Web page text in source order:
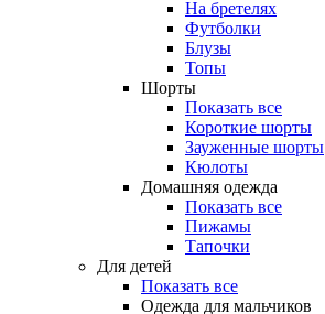
На бретелях
Футболки
Блузы
Топы
Шорты
Показать все
Короткие шорты
Зауженные шорты
Кюлоты
Домашняя одежда
Показать все
Пижамы
Тапочки
Для детей
Показать все
Одежда для мальчиков